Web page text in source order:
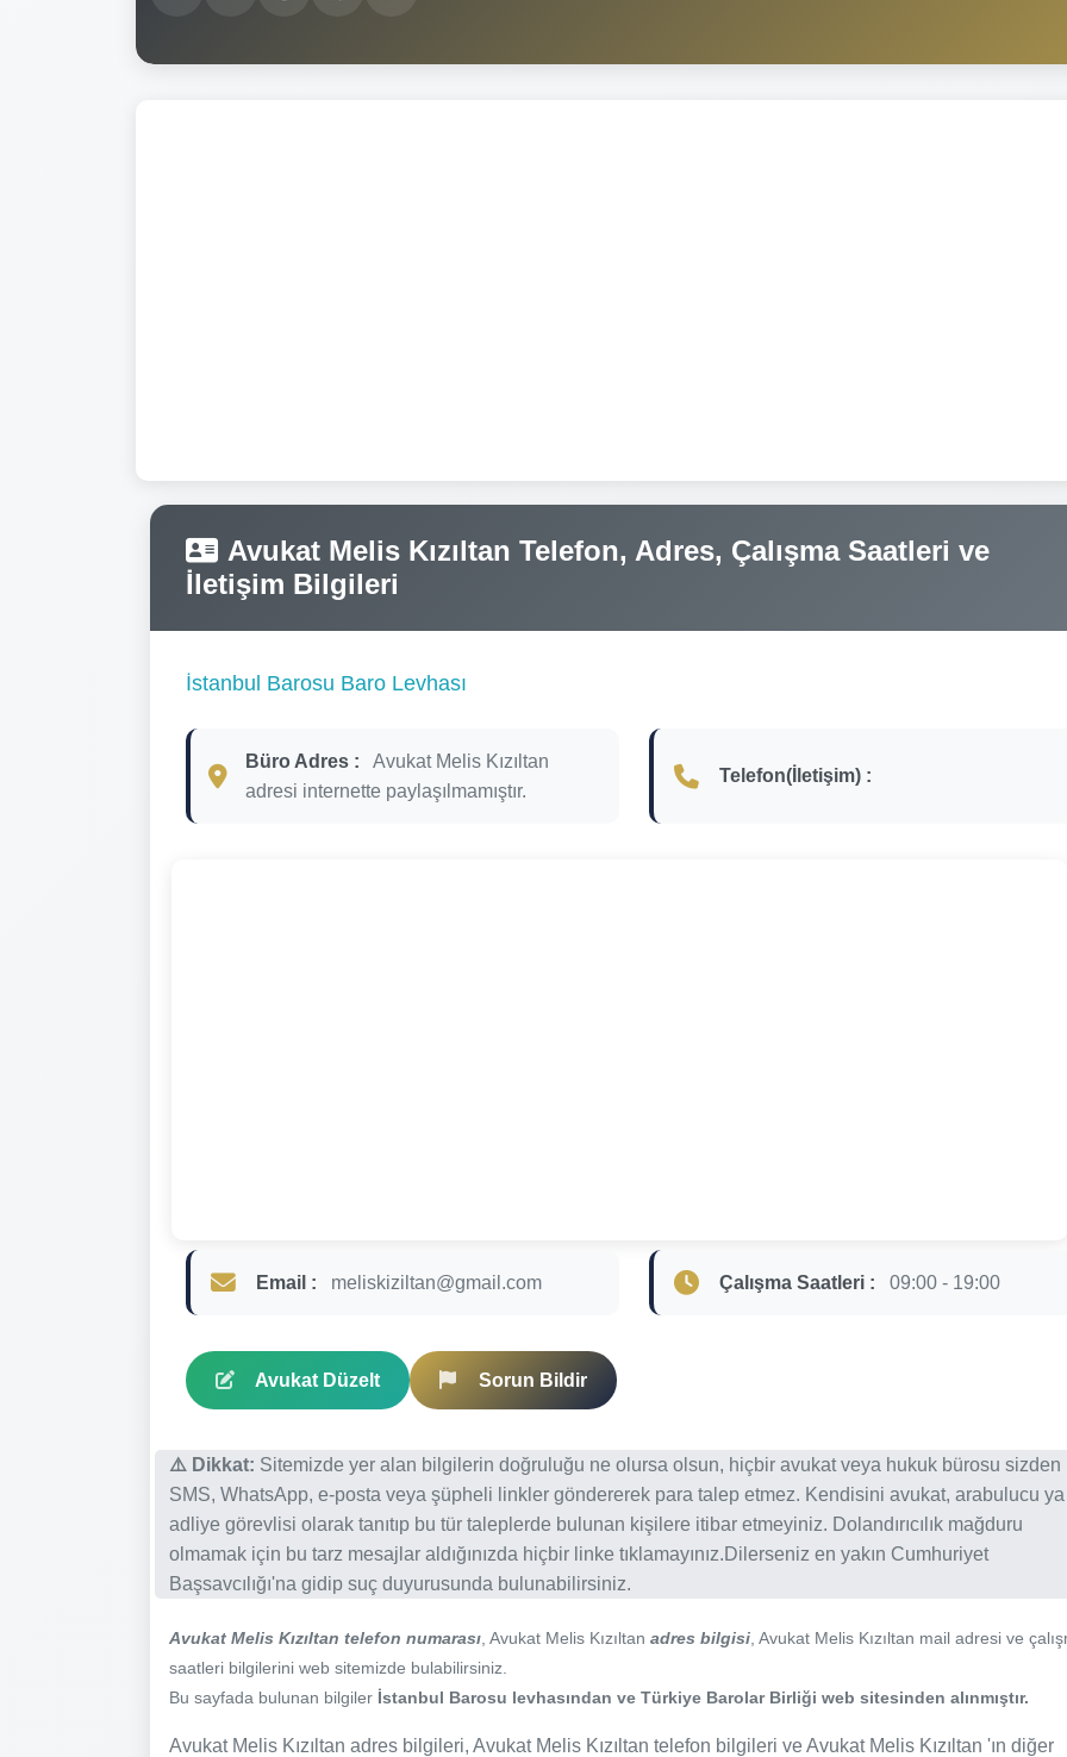
Avukat Melis Kızıltan Telefon, Adres, Çalışma Saatleri ve
İletişim Bilgileri
İstanbul Barosu Baro Levhası
Büro Adres :
Avukat Melis Kızıltan
adresi internette paylaşılmamıştır.
Telefon(İletişim) :
Email : meliskiziltan@gmail.com Çalışma Saatleri : 09:00 - 19:00
Avukat Düzelt Sorun Bildir
⚠️ Dikkat: Sitemizde yer alan bilgilerin doğruluğu ne olursa olsun, hiçbir avukat veya hukuk bürosu sizden
SMS, WhatsApp, e-posta veya şüpheli linkler göndererek para talep etmez. Kendisini avukat, arabulucu
adliye görevlisi olarak tanıtıp bu tür taleplerde bulunan kişilere itibar etmeyiniz. Dolandırıcılık mağduru
olmamak için bu tarz mesajlar aldığınızda hiçbir linke tıklamayınız.Dilerseniz en yakın Cumhuriyet
Başsavcılığı'na gidip suç duyurusunda bulunabilirsiniz.
Avukat Melis Kızıltan telefon numarası , Avukat Melis Kızıltan adres bilgisi , Avukat Melis Kızıltan mail adresi ve
saatleri bilgilerini web sitemizde bulabilirsiniz.
Bu sayfada bulunan bilgiler İstanbul Barosu levhasından ve Türkiye Barolar Birliği web sitesinden alınmıştır.
Avukat Melis Kızıltan adres bilgileri, Avukat Melis Kızıltan telefon bilgileri ve Avukat Melis Kızıltan 'ın diğer